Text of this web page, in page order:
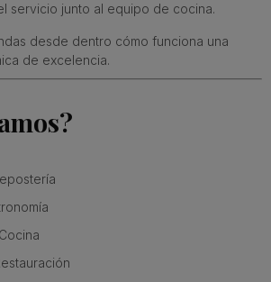
servicio junto al equipo de cocina.
desde dentro cómo funciona una
de excelencia.